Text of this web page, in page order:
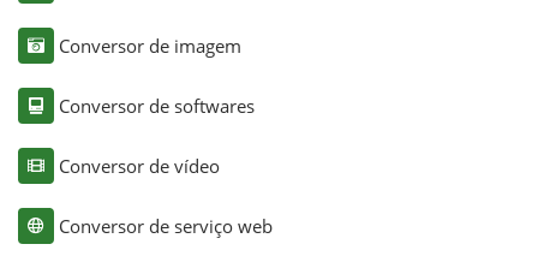
Conversor de imagem
Conversor de softwares
Conversor de vídeo
Conversor de serviço web